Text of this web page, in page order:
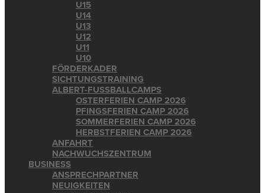
U15
U14
U13
U12
U11
U10
FÖRDERKADER
SICHTUNGSTRAINING
ALBERT-FUSSBALLCAMPS
OSTERFERIEN CAMP 2026
PFINGSFERIEN CAMP 2026
SOMMERFERIEN CAMP 2026
HERBSTFERIEN CAMP 2026
ANFAHRT
NACHWUCHSZENTRUM
BUSINESS
ANSPRECHPARTNER
NEUIGKEITEN